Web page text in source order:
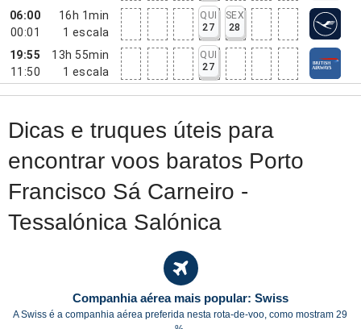
06:00
00:01
16h 1min
1 escala
QUI
27
SEX
28
19:55
11:50
13h 55min
1 escala
QUI
27
Dicas e truques úteis para
encontrar voos baratos Porto
Francisco Sá Carneiro -
Tessalónica Salónica
Companhia aérea mais popular: Swiss
A Swiss é a companhia aérea preferida nesta rota-de-voo, como mostram 29